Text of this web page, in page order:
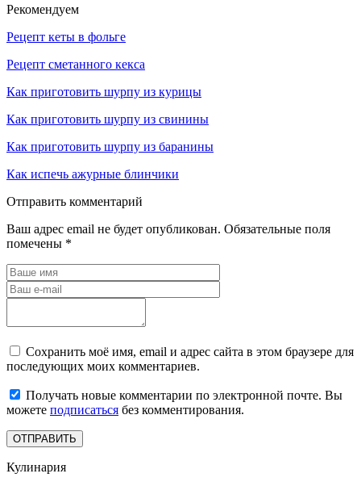
Рекомендуем
Рецепт кеты в фольге
Рецепт сметанного кекса
Как приготовить шурпу из курицы
Как приготовить шурпу из свинины
Как приготовить шурпу из баранины
Как испечь ажурные блинчики
Отправить комментарий
Ваш адрес email не будет опубликован. Обязательные поля
помечены *
Сохранить моё имя, email и адрес сайта в этом браузере для
последующих моих комментариев.
Получать новые комментарии по электронной почте. Вы
можете подписаться без комментирования.
Кулинария